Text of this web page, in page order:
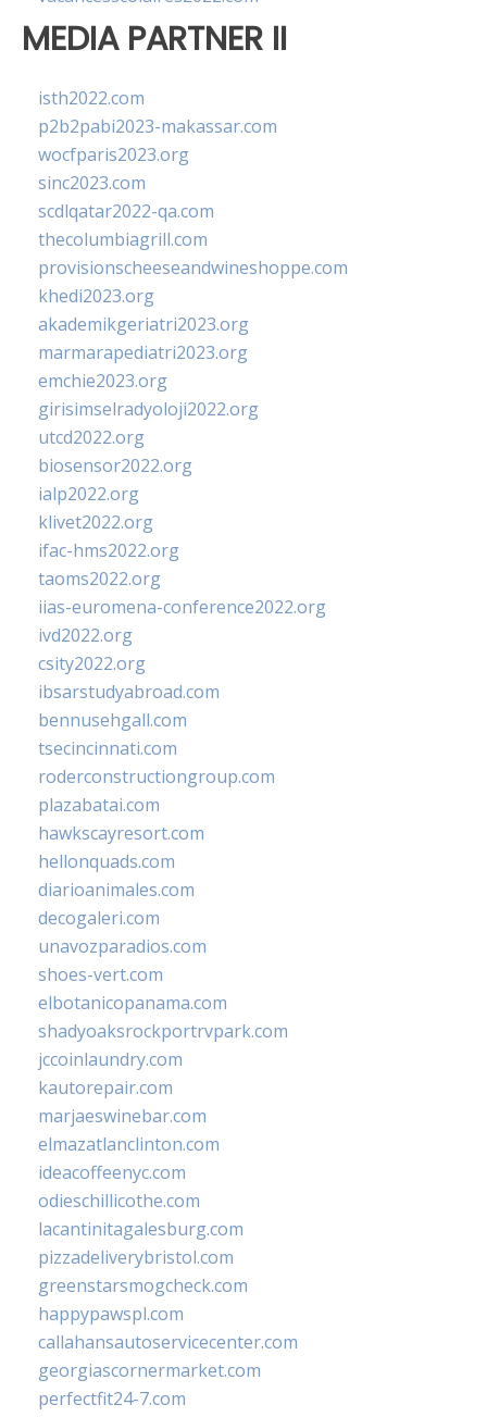
MEDIA PARTNER II
isth2022.com
p2b2pabi2023-makassar.com
wocfparis2023.org
sinc2023.com
scdlqatar2022-qa.com
thecolumbiagrill.com
provisionscheeseandwineshoppe.com
khedi2023.org
akademikgeriatri2023.org
marmarapediatri2023.org
emchie2023.org
girisimselradyoloji2022.org
utcd2022.org
biosensor2022.org
ialp2022.org
klivet2022.org
ifac-hms2022.org
taoms2022.org
iias-euromena-conference2022.org
ivd2022.org
csity2022.org
ibsarstudyabroad.com
bennusehgall.com
tsecincinnati.com
roderconstructiongroup.com
plazabatai.com
hawkscayresort.com
hellonquads.com
diarioanimales.com
decogaleri.com
unavozparadios.com
shoes-vert.com
elbotanicopanama.com
shadyoaksrockportrvpark.com
jccoinlaundry.com
kautorepair.com
marjaeswinebar.com
elmazatlanclinton.com
ideacoffeenyc.com
odieschillicothe.com
lacantinitagalesburg.com
pizzadeliverybristol.com
greenstarsmogcheck.com
happypawspl.com
callahansautoservicecenter.com
georgiascornermarket.com
perfectfit24-7.com